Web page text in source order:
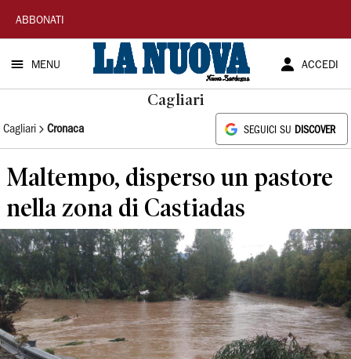
La
Nuova
Sardegna
ABBONATI
MENU ACCEDI
Cagliari
Cagliari Cronaca SEGUICI SU DISCOVER
Maltempo, disperso un pastore
nella zona di Castiadas